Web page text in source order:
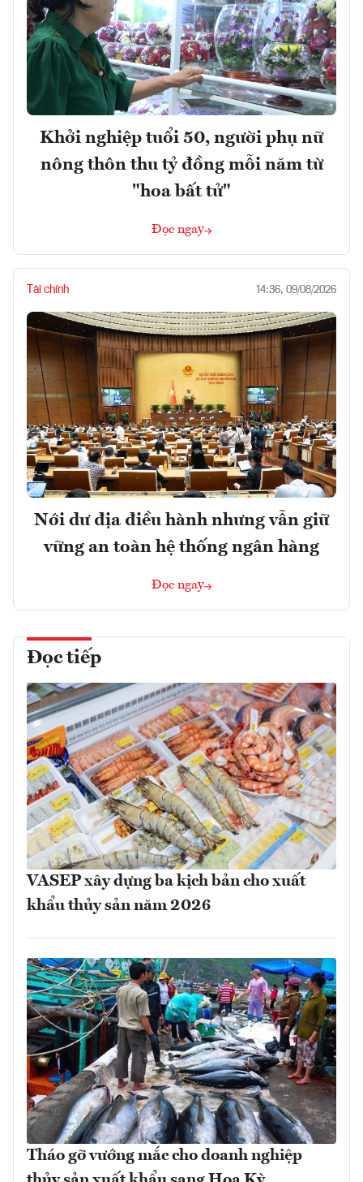
Khởi nghiệp tuổi 50, người phụ nữ
nông thôn thu tỷ đồng mỗi năm từ
"hoa bất tử"
Đọc ngay
Tài chính 14:36, 09/08/2026
Nới dư địa điều hành nhưng vẫn giữ
vững an toàn hệ thống ngân hàng
Đọc ngay
Đọc tiếp
VASEP xây dựng ba kịch bản cho xuất
khẩu thủy sản năm 2026
Tháo gỡ vướng mắc cho doanh nghiệp